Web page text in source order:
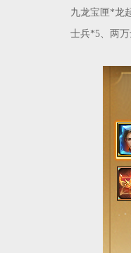
九龙宝匣*龙
士兵*5、两